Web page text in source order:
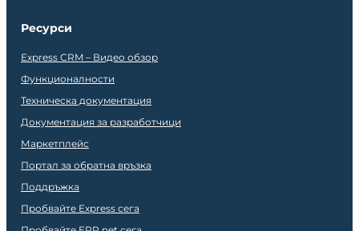
Ресурси
Express CRM – Видео обзор
Функционалности
Техническа документация
Документация за разработчици
Маркетплейс
Портал за обратна връзка
Поддръжка
Пробвайте Express сега